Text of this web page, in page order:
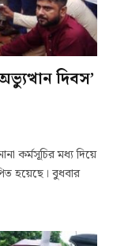
দিবস’
কর্মসূচির মধ্য দিয়ে
হয়েছে। বুধবার